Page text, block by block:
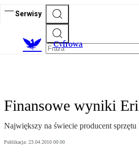
Serwisy
Cyfrowa
Finansowe wyniki
Największy na świecie producent
Publikacja: 23.04.2010 00:00